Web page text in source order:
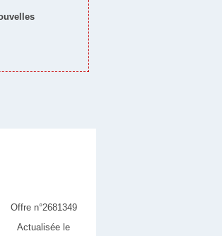
Offre n°2681349
Actualisée le